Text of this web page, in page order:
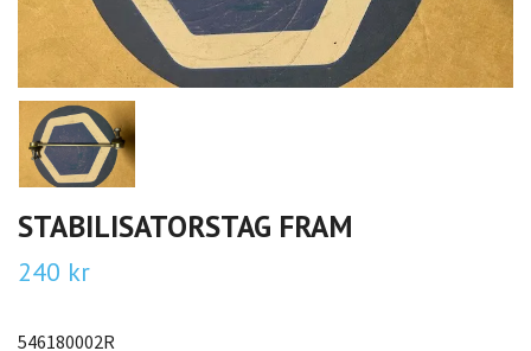
STABILISATORSTAG FRAM
240 kr
546180002R